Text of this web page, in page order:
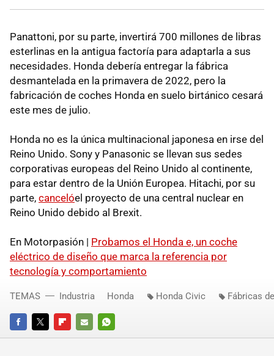
Panattoni, por su parte, invertirá 700 millones de libras
esterlinas en la antigua factoría para adaptarla a sus
necesidades. Honda debería entregar la fábrica
desmantelada en la primavera de 2022, pero la
fabricación de coches Honda en suelo birtánico cesará
este mes de julio.
Honda no es la única multinacional japonesa en irse del
Reino Unido. Sony y Panasonic se llevan sus sedes
corporativas europeas del Reino Unido al continente,
para estar dentro de la Unión Europea. Hitachi, por su
parte, cancelóel proyecto de una central nuclear en
Reino Unido debido al Brexit.
En Motorpasión | Probamos el Honda e, un coche
eléctrico de diseño que marca la referencia por
tecnología y comportamiento
FACEBOOKTWITTERFLIPBOARD
E-
WHATSAPP
TEMAS Industria Honda Honda Civic Fábricas